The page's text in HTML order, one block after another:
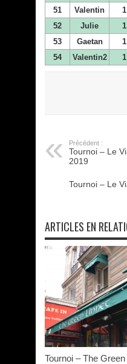
51
Valentin 1
52
Julie 1
53
Gaetan 1
54
Valentin2 1
Précédent :
Tournoi – Le
2019
Tournoi – Le
ARTICLES EN
Tournoi – The